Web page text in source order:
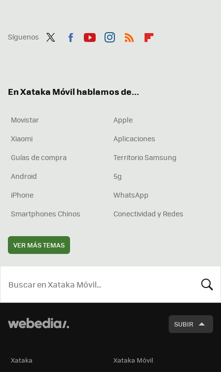
Síguenos
En Xataka Móvil hablamos de...
Movistar
Apple
Xiaomi
Aplicaciones
Guías de compra
Territorio Samsung
Android
5g
iPhone
WhatsApp
Smartphones Chinos
Conectividad y Redes
VER MÁS TEMAS
SUBIR
Xataka
Xataka Móvil